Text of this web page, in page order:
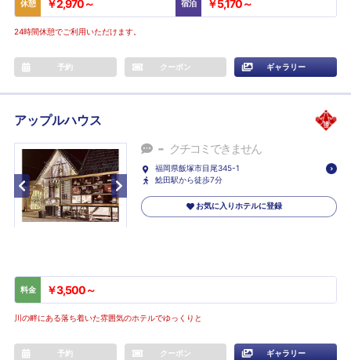
休憩 ￥2,970～ 宿泊 ￥5,170～
24時間休憩でご利用いただけます。
予約 クーポン ギャラリー
アップルハウス
- クチコミできません
福岡県飯塚市目尾345-1
鯰田駅から徒歩7分
お気に入りホテルに登録
料金 ￥3,500～
川の畔にある落ち着いた雰囲気のホテルでゆっくりと
予約 クーポン ギャラリー